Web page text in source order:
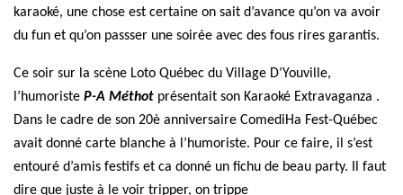
karaoké, une chose est certaine on sait d’avance qu’on va avoir
du fun et qu’on passser une soirée avec des fous rires garantis.
Ce soir sur la scène Loto Québec du Village D’Youville,
l’humoriste P-A Méthot présentait son Karaoké Extravaganza .
Dans le cadre de son 20è anniversaire ComediHa Fest-Québec
avait donné carte blanche à l’humoriste. Pour ce faire, il s’est
entouré d’amis festifs et ca donné un fichu de beau party. Il faut
dire que juste à le voir tripper, on trippe